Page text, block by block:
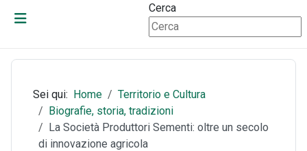
Cerca
Sei qui: Home
Territorio e Cultura
Biografie, storia, tradizioni
La Società Produttori Sementi: oltre un secolo
di innovazione agricola